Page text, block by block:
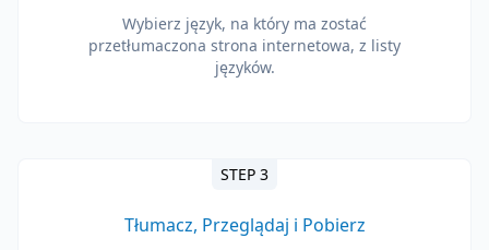
Wybierz język, na który ma zostać
przetłumaczona strona internetowa, z listy
języków.
STEP 3
Tłumacz, Przeglądaj i Pobierz